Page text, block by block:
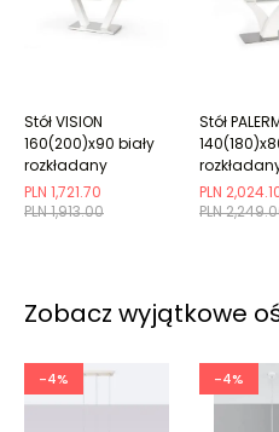
PLN 1,913.00
PLN 1,721.70
Stół VISION
160(200)x90 biały
rozkładany
PLN
PLN
Stół
Zobacz wyjątkowe
-4% -4%